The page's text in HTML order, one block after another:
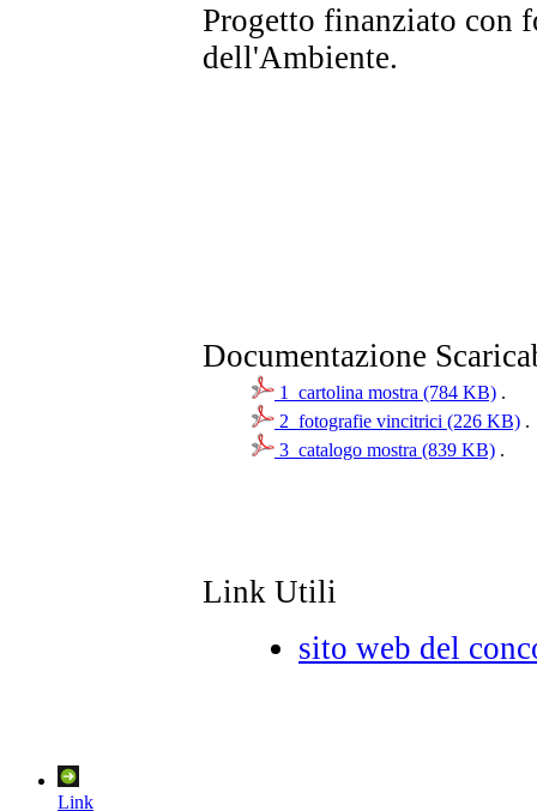
Progetto finanziato con
dell'Ambiente.
Documentazione
1_cartolina mostra (784 KB) .
2_fotografie vincitrici (226 KB) .
3_catalogo mostra (839 KB) .
Link Utili
sito web del
Link